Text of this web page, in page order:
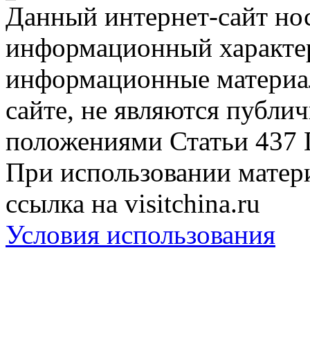
Данный интернет-сайт
информационный
информационные
сайте, не являются
положениями Статьи 437
При использовании
ссылка на visitchina.ru
Условия использования